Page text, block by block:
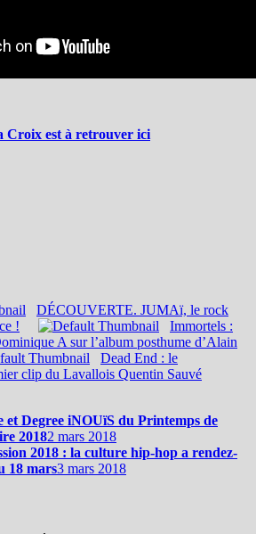
Croix est à retrouver ici
DÉCOUVERTE. JUMAï, le rock
!
Immortels :
A sur l’album posthume d’Alain
Dead End : le
clip du Lavallois Quentin Sauvé
et Degree iNOUïS du Printemps de
20182 mars 2018
2018 : la culture hip-hop a rendez-
18 mars3 mars 2018